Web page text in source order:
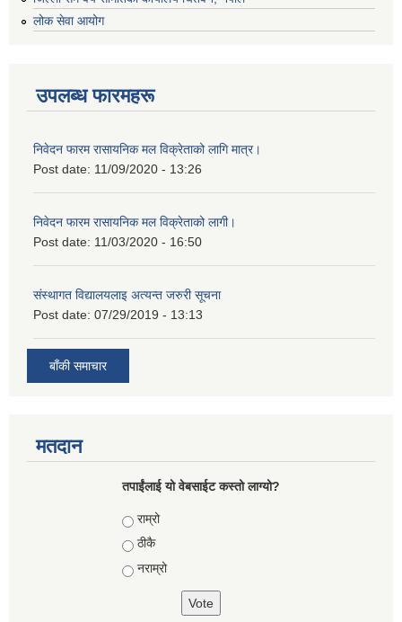
लोक सेवा आयोग
उपलब्ध फारमहरू
निवेदन फारम रासायनिक मल विक्रेताको लागि मात्र।
Post date: 11/09/2020 - 13:26
निवेदन फारम रासायनिक मल विक्रेताको लागी।
Post date: 11/03/2020 - 16:50
संस्थागत विद्यालयलाइ अत्यन्त जरुरी सूचना
Post date: 07/29/2019 - 13:13
बाँकी समाचार
मतदान
तपाईंलाई यो वेबसाईट कस्तो लाग्यो?
Choices
राम्रो
ठीकै
नराम्रो